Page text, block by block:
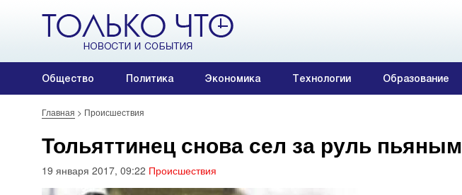
Общество Политика Экономика Технологии Образование
Главная > Происшествия
Тольяттинец снова сел за руль пьяным
19 января 2017, 09:22 Происшествия